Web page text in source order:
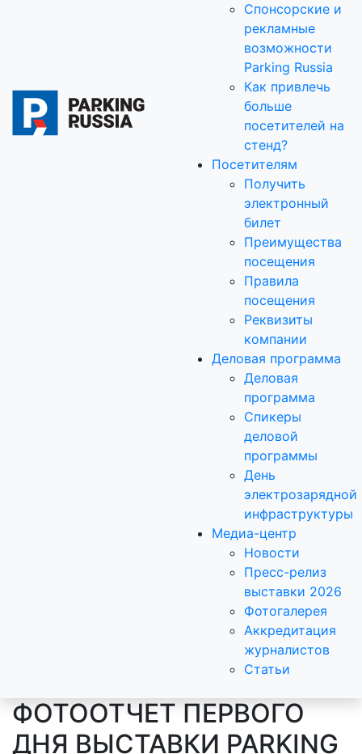
Спонсорские и
рекламные
возможности
Parking Russia
Как привлечь
больше
посетителей на
стенд?
Посетителям
Получить
электронный
билет
Преимущества
посещения
Правила
посещения
Реквизиты
компании
Деловая программа
Деловая
программа
Спикеры
деловой
программы
День
электрозарядной
инфраструктуры
Медиа-центр
Новости
Пресс-релиз
выставки 2026
Фотогалерея
Аккредитация
журналистов
Статьи
ФОТООТЧЕТ ПЕРВОГО
ДНЯ ВЫСТАВКИ PARKING